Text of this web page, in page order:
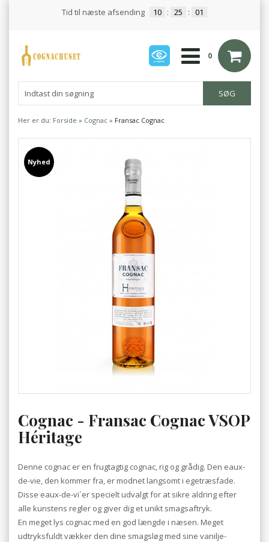
Tid til næste afsending 10 : 25 : 01
0
Her er du: Forside » Cognac » Fransac Cognac
Nyhed
Cognac - Fransac Cognac VSOP
Héritage
Denne cognac er en frugtagtig cognac, rig og grådig. Den eaux-
de-vie, den kommer fra, er modnet langsomt i egetræsfade.
Disse eaux-de-vi´er specielt udvalgt for at sikre aldring efter
alle kunstens regler og giver dig et unikt smagsaftryk.
En meget lys cognac med en god længde i næsen. Meget
udtryksfuldt vækker den dine smagsløg med sine vanilje-